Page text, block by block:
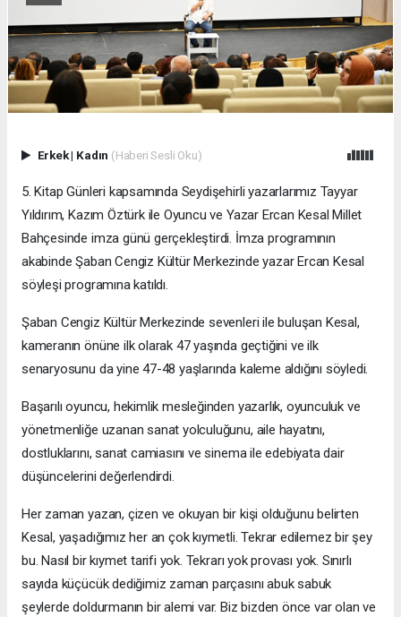
Erkek| Kadın (Haberi Sesli Oku)
5. Kitap Günleri kapsamında Seydişehirli yazarlarımız Tayyar
Yıldırım, Kazım Öztürk ile Oyuncu ve Yazar Ercan Kesal Millet
Bahçesinde imza günü gerçekleştirdi. İmza programının
akabinde Şaban Cengiz Kültür Merkezinde yazar Ercan Kesal
söyleşi programına katıldı.
Şaban Cengiz Kültür Merkezinde sevenleri ile buluşan Kesal,
kameranın önüne ilk olarak 47 yaşında geçtiğini ve ilk
senaryosunu da yine 47-48 yaşlarında kaleme aldığını söyledi.
Başarılı oyuncu, hekimlik mesleğinden yazarlık, oyunculuk ve
yönetmenliğe uzanan sanat yolculuğunu, aile hayatını,
dostluklarını, sanat camiasını ve sinema ile edebiyata dair
düşüncelerini değerlendirdi.
Her zaman yazan, çizen ve okuyan bir kişi olduğunu belirten
Kesal, yaşadığımız her an çok kıymetli. Tekrar edilemez bir şey
bu. Nasıl bir kıymet tarifi yok. Tekrarı yok provası yok. Sınırlı
sayıda küçücük dediğimiz zaman parçasını abuk sabuk
şeylerde doldurmanın bir alemi var. Biz bizden önce var olan ve